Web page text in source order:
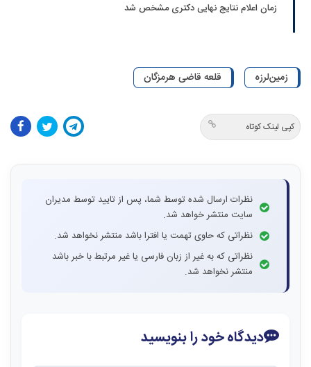
زمان اعلام نتایج نهایی دکتری مشخص شد
زمین‌لرزه قلعه قاضی هرمزگان
کپی لینک کوتاه
نظرات ارسال شده توسط شما، پس از تایید توسط مدیران
سایت منتشر خواهد شد.
نظراتی که حاوی تهمت یا افترا باشد منتشر نخواهد شد.
نظراتی که به غیر از زبان فارسی یا غیر مرتبط با خبر باشد
منتشر نخواهد شد.
دیدگاه خود را بنویسید